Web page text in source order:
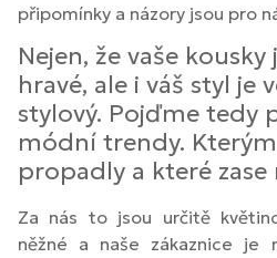
připomínky a názory jsou pro
Nejen, že vaše
hravé, ale i váš styl je
stylový. Pojďme tedy
módní trendy.
propadly a které zase
Za nás to jsou určitě
něžné a naše zákaznice